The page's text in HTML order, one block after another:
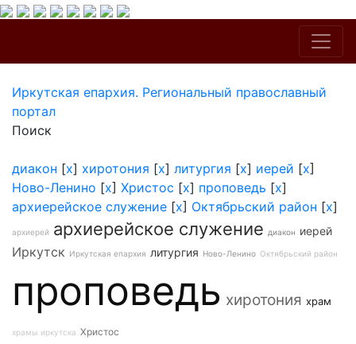
Иркутская епархия. Региональный православный
портал
Поиск
диакон [x] хиротония [x] литургия [x] иерей [x]
Ново-Ленино [x] Христос [x] проповедь [x]
архиерейское служение [x] Октябрьский район [x]
архиерей архиерейское служение диакон иерей
Иркутск Иркутская епархия литургия Ново-Ленино Октябрьский район
проповедь хиротония храм
храмы иркутска Христос